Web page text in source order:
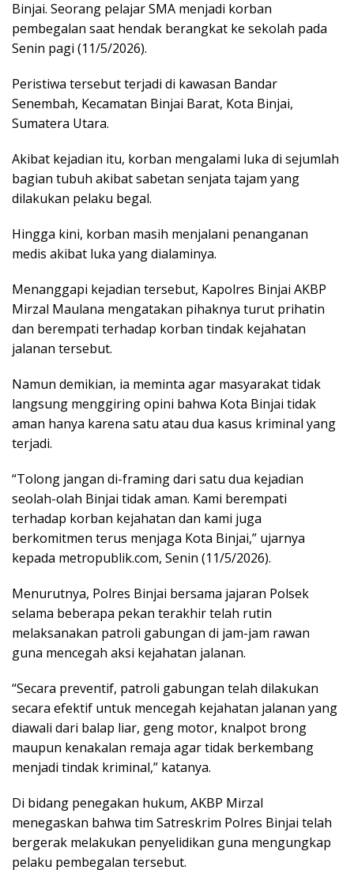
Binjai. Seorang pelajar SMA menjadi korban
pembegalan saat hendak berangkat ke sekolah pada
Senin pagi (11/5/2026).
Peristiwa tersebut terjadi di kawasan Bandar
Senembah, Kecamatan Binjai Barat, Kota Binjai,
Sumatera Utara.
Akibat kejadian itu, korban mengalami luka di sejumlah
bagian tubuh akibat sabetan senjata tajam yang
dilakukan pelaku begal.
Hingga kini, korban masih menjalani penanganan
medis akibat luka yang dialaminya.
Menanggapi kejadian tersebut, Kapolres Binjai AKBP
Mirzal Maulana mengatakan pihaknya turut prihatin
dan berempati terhadap korban tindak kejahatan
jalanan tersebut.
Namun demikian, ia meminta agar masyarakat tidak
langsung menggiring opini bahwa Kota Binjai tidak
aman hanya karena satu atau dua kasus kriminal yang
terjadi.
“Tolong jangan di-framing dari satu dua kejadian
seolah-olah Binjai tidak aman. Kami berempati
terhadap korban kejahatan dan kami juga
berkomitmen terus menjaga Kota Binjai,” ujarnya
kepada metropublik.com, Senin (11/5/2026).
Menurutnya, Polres Binjai bersama jajaran Polsek
selama beberapa pekan terakhir telah rutin
melaksanakan patroli gabungan di jam-jam rawan
guna mencegah aksi kejahatan jalanan.
“Secara preventif, patroli gabungan telah dilakukan
secara efektif untuk mencegah kejahatan jalanan yang
diawali dari balap liar, geng motor, knalpot brong
maupun kenakalan remaja agar tidak berkembang
menjadi tindak kriminal,” katanya.
Di bidang penegakan hukum, AKBP Mirzal
menegaskan bahwa tim Satreskrim Polres Binjai telah
bergerak melakukan penyelidikan guna mengungkap
pelaku pembegalan tersebut.